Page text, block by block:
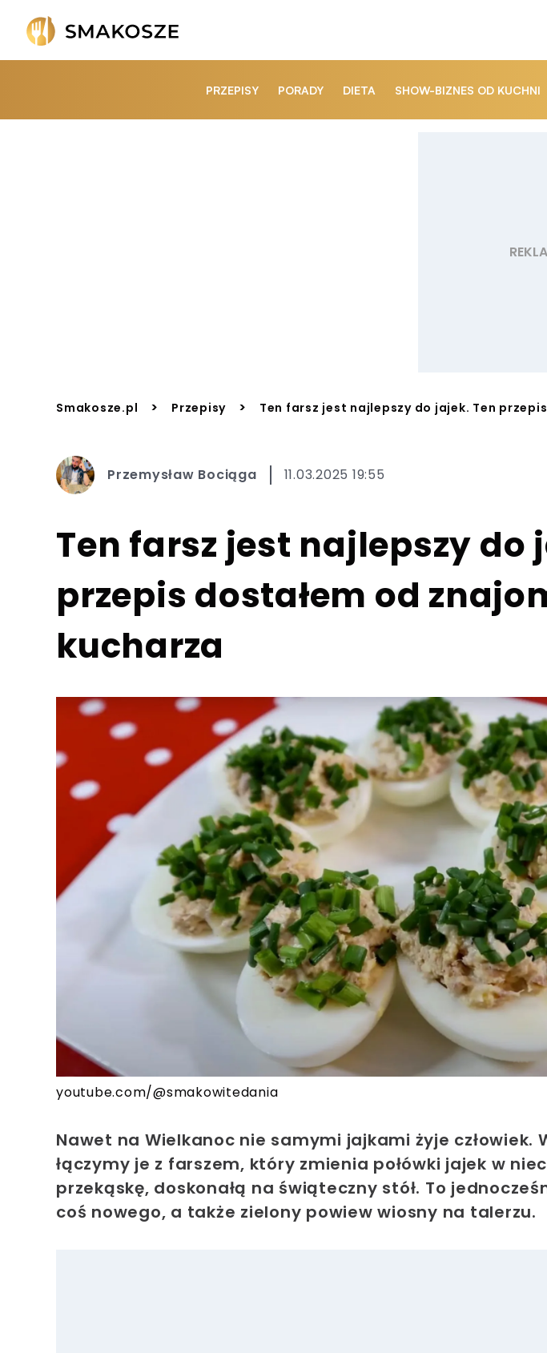
PRZEPISY PORADY DIETA SHOW-BIZNES OD KUCHNI
Smakosze.pl > Przepisy > Ten farsz jest najlepszy do jajek. Ten
Przemysław Bociąga 11.03.2025 19:55
Ten farsz jest najlepszy do
przepis dostałem od
kucharza
youtube.com/@smakowitedania
Nawet na Wielkanoc nie samymi jajkami żyje człowiek.
łączymy je z farszem, który zmienia połówki jajek w
przekąskę, doskonałą na świąteczny stół. To
coś nowego, a także zielony powiew wiosny na talerzu.